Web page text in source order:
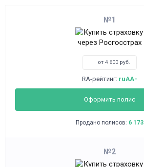
1
от 4 600 руб.
RA-рейтинг: ruAA-
Оформить полис
Продано полисов: 6 173
2